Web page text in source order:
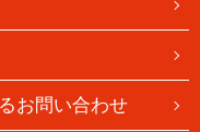
お問い合わせ